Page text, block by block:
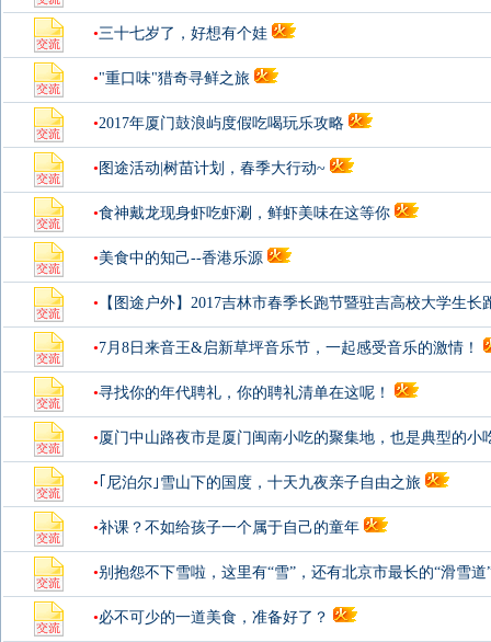
•三十七岁了，好想有个娃
•"重口味"猎奇寻鲜之旅
•2017年厦门鼓浪屿度假吃喝玩乐攻略
• 图途活动|树苗计划，春季大行动~
•食神戴龙现身虾吃虾涮，鲜虾美味在这等你
•美食中的知己--香港乐源
• 【图途户外】2017吉林市春季长跑节暨驻吉高校大学生长
•7月8日来音王&启新草坪音乐节，一起感受音乐的激情！
•寻找你的年代聘礼，你的聘礼清单在这呢！
•厦门中山路夜市是厦门闽南小吃的聚集地，也是典型的小
象，诸如烧肉
• ｢尼泊尔｣雪山下的国度，十天九夜亲子自由之旅
•补课？不如给孩子一个属于自己的童年
•别抱怨不下雪啦，这里有“雪”，还有北京市最长的“滑雪道
•必不可少的一道美食，准备好了？